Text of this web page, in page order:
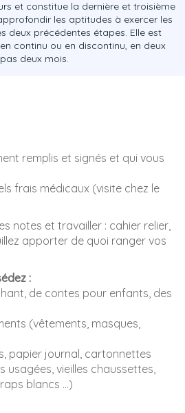
et constitue la dernière et troisième
les aptitudes à exercer les
deux précédentes étapes. Elle est
continu ou en discontinu, en deux
deux mois.
remplis et signés et qui vous
frais médicaux (visite chez le
notes et travailler : cahier relier,
apporter de quoi ranger vos
:
de contes pour enfants, des
(vêtements, masques,
papier journal, cartonnettes
usagées, vieilles chaussettes,
blancs …)